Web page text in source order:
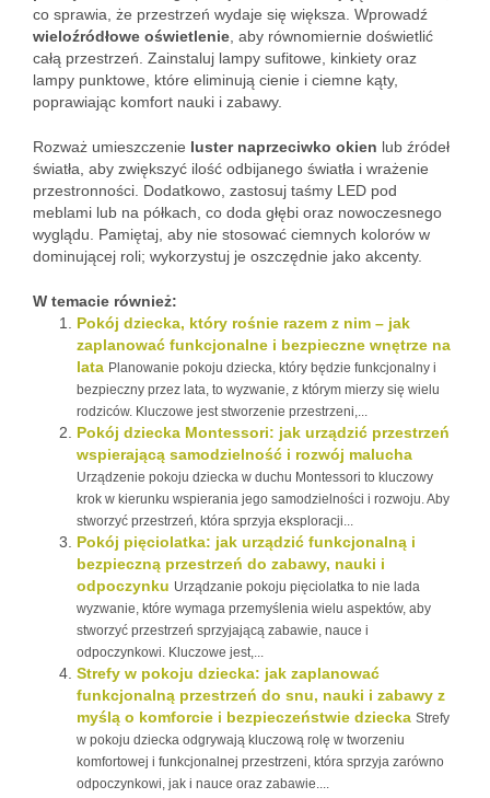
co sprawia, że przestrzeń wydaje się większa. Wprowadź
wieloźródłowe oświetlenie , aby równomiernie doświetlić
całą przestrzeń. Zainstaluj lampy sufitowe, kinkiety oraz
lampy punktowe, które eliminują cienie i ciemne kąty,
poprawiając komfort nauki i zabawy.
Rozważ umieszczenie luster naprzeciwko okien lub źródeł
światła, aby zwiększyć ilość odbijanego światła i wrażenie
przestronności. Dodatkowo, zastosuj taśmy LED pod
meblami lub na półkach, co doda głębi oraz nowoczesnego
wyglądu. Pamiętaj, aby nie stosować ciemnych kolorów w
dominującej roli; wykorzystuj je oszczędnie jako akcenty.
W temacie również:
Pokój dziecka, który rośnie razem z nim – jak
zaplanować funkcjonalne i bezpieczne wnętrze na
lata Planowanie pokoju dziecka, który będzie funkcjonalny i
bezpieczny przez lata, to wyzwanie, z którym mierzy się wielu
rodziców. Kluczowe jest stworzenie przestrzeni,...
Pokój dziecka Montessori: jak urządzić przestrzeń
wspierającą samodzielność i rozwój malucha
Urządzenie pokoju dziecka w duchu Montessori to kluczowy
krok w kierunku wspierania jego samodzielności i rozwoju. Aby
stworzyć przestrzeń, która sprzyja eksploracji...
Pokój pięciolatka: jak urządzić funkcjonalną i
bezpieczną przestrzeń do zabawy, nauki i
odpoczynku Urządzanie pokoju pięciolatka to nie lada
wyzwanie, które wymaga przemyślenia wielu aspektów, aby
stworzyć przestrzeń sprzyjającą zabawie, nauce i
odpoczynkowi. Kluczowe jest,...
Strefy w pokoju dziecka: jak zaplanować
funkcjonalną przestrzeń do snu, nauki i zabawy z
myślą o komforcie i bezpieczeństwie dziecka Strefy
w pokoju dziecka odgrywają kluczową rolę w tworzeniu
komfortowej i funkcjonalnej przestrzeni, która sprzyja zarówno
odpoczynkowi, jak i nauce oraz zabawie....